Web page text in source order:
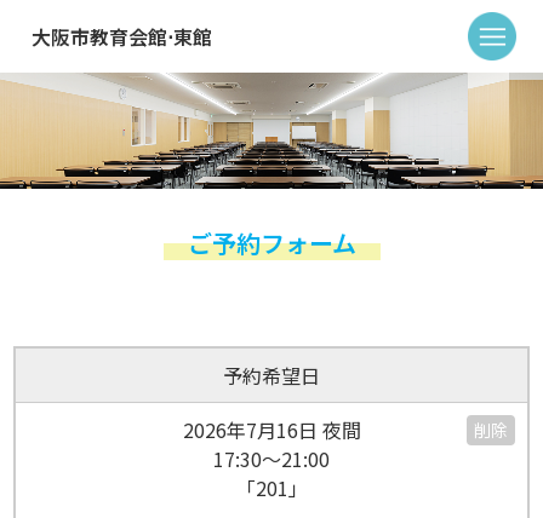
大阪市教育会館⋅東館
ご予約フォーム
予約希望日
2026年7月16日 夜間
17:30～21:00
「201」
削除